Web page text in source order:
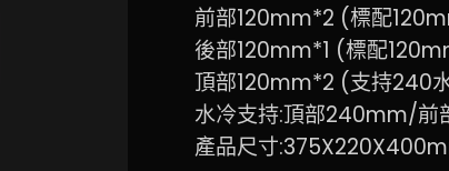
前部120mm*2 (標配
後部120mm*1 (標配
頂部120mm*2 (支持240
水冷支持:頂部240mm/
產品尺寸